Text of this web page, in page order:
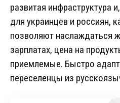
развитая инфраструктура
для украинцев и россиян,
позволяют наслаждаться
зарплатах, цена на
приемлемые. Быстро
переселенцы из